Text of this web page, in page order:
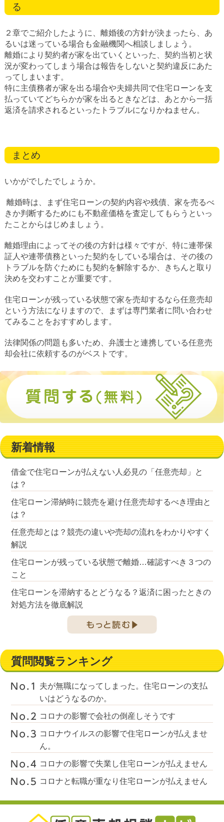
る
２章でご紹介したように、離婚後の方針が決まったら、あ
るいは迷っている場合も金融機関へ相談しましょう。
離婚により契約者が家を出ていくといった、契約当初と状
況が変わってしまう場合は報告をしないと契約違反にあた
ってしまいます。
特に主債務者が家を出る場合や夫婦共同で住宅ローンを支
払っていてどちらかが家を出るときなどは、あとから一括
返済を請求されるといったトラブルになりかねません。
まとめ
いかがでしたでしょうか。
離婚時は、まず住宅ローンの契約内容や残債、家を売るべ
きか判断するためにも不動産価格を査定してもらうといっ
たことからはじめましょう。
離婚理由によってその後の方針は様々ですが、特に連帯保
証人や連帯債務といった契約をしている場合は、その後の
トラブルを防ぐためにも契約を解除するか、きちんと取り
決めを交わすことが重要です。
住宅ローンが残っている状態で家を売却するなら任意売却
という方法になりますので、まずは専門業者に問い合わせ
てみることをおすすめします。
法律関係の問題も多いため、弁護士と連携している任意売
却会社に依頼するのがベストです。
新着情報
借金で住宅ローンが払えない人必見の「任意売却」と
は？
住宅ローン滞納時に競売を避け任意売却するべき理由と
は？
任意売却とは？競売の違いや売却の流れをわかりやすく
解説
住宅ローンが残っている状態で離婚…確認すべき３つの
こと
住宅ローンを滞納するとどうなる？返済に困ったときの
対処方法を徹底解説
質問閲覧ランキング
夫が無職になってしまった。住宅ローンの支払
いはどうなるのか。
コロナの影響で会社の倒産しそうです
コロナウイルスの影響で住宅ローンが払えませ
ん。
コロナの影響で失業し住宅ローンが払えません
コロナと転職が重なり住宅ローンが払えません